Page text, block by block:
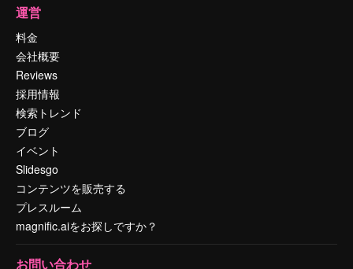
運営
料金
会社概要
Reviews
採用情報
検索トレンド
ブログ
イベント
Slidesgo
コンテンツを販売する
プレスルーム
magnific.aiをお探しですか？
お問い合わせ